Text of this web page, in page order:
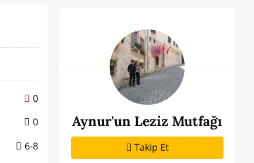
0
0
6-8
Aynur'un Leziz Mutfağı
Takip Et